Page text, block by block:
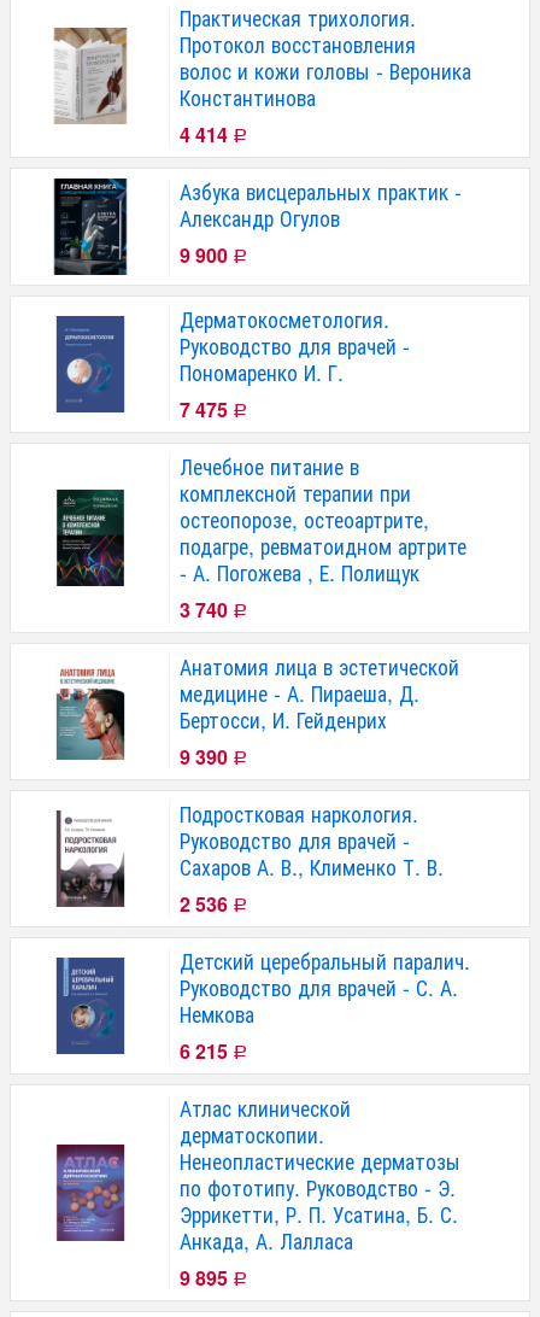
Практическая трихология.
Протокол восстановления
волос и кожи головы - Вероника
Константинова
4 414 Р
Азбука висцеральных практик -
Александр Огулов
9 900 Р
Дерматокосметология.
Руководство для врачей -
Пономаренко И. Г.
7 475 Р
Лечебное питание в
комплексной терапии при
остеопорозе, остеоартрите,
подагре, ревматоидном артрите
- А. Погожева , Е. Полищук
3 740 Р
Анатомия лица в эстетической
медицине - А. Пираеша, Д.
Бертосси, И. Гейденрих
9 390 Р
Подростковая наркология.
Руководство для врачей -
Сахаров А. В., Клименко Т. В.
2 536 Р
Детский церебральный паралич.
Руководство для врачей - С. А.
Немкова
6 215 Р
Атлас клинической
дерматоскопии.
Ненеопластические дерматозы
по фототипу. Руководство - Э.
Эррикетти, Р. П. Усатина, Б. С.
Анкада, А. Лалласа
9 895 Р